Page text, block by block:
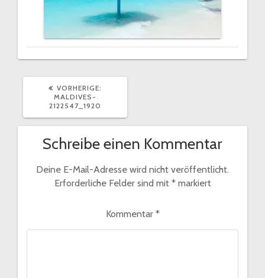
VORHERIGE:
MALDIVES-
2122547_1920
Schreibe einen Kommentar
Deine E-Mail-Adresse wird nicht veröffentlicht.
Erforderliche Felder sind mit *markiert
Kommentar *